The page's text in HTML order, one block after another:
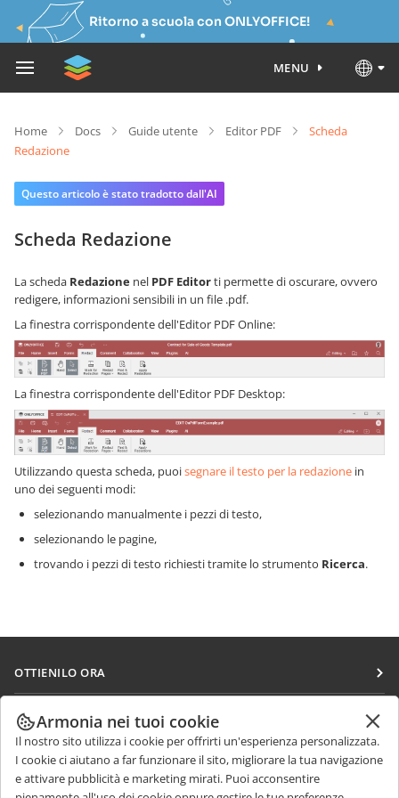
Ritorno a scuola con ONLYOFFICE!
MENU
Home Docs Guide utente Editor PDF
Scheda
Redazione
Questo articolo è stato tradotto dall'AI
Scheda Redazione
La scheda Redazione nel PDF Editorti permette di oscurare, ovvero
redigere, informazioni sensibili in un file .pdf.
La finestra corrispondente dell'Editor PDF Online:
La finestra corrispondente dell'Editor PDF Desktop:
Utilizzando questa scheda, puoisegnare il testo per la redazione in
uno dei seguenti modi:
selezionando manualmente i pezzi di testo,
selezionando le pagine,
trovando i pezzi di testo richiesti tramite lo strumento Ricerca.
OTTIENILO ORA
Docs
DocSpace
Workspace
Connettori
COLLABORA
Per i contributori
Per i traduttori
RICEVI NOTIZIE
Blog
Armonia nei tuoi cookie
Il nostro sito utilizza i cookie per offrirti un'esperienza personalizzata.
I cookie ci aiutano a far funzionare il sito, migliorare la tua navigazione
e attivare pubblicità e marketing mirati. Puoi acconsentire